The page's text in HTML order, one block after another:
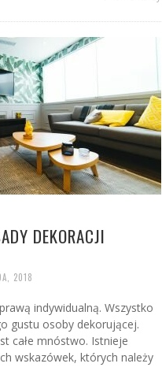
DEKORACJI
2018
indywidualną. Wszystko
gustu osoby dekorującej.
całe mnóstwo. Istnieje
wskazówek, których należy